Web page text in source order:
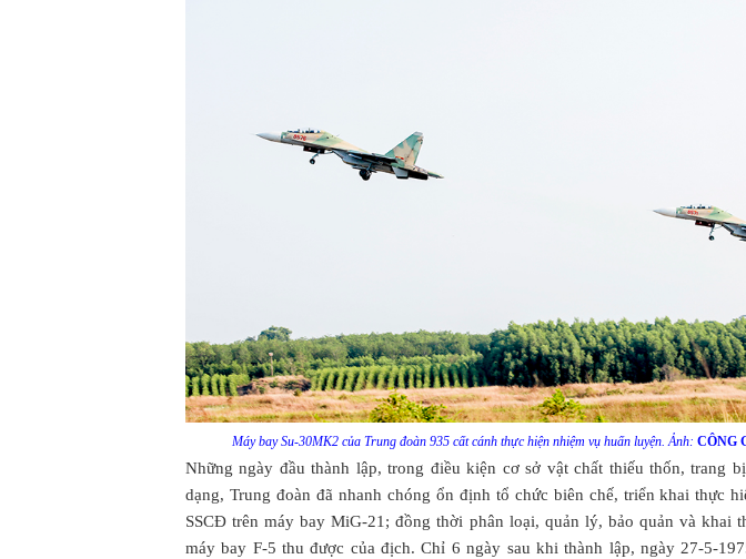
Máy bay Su-30MK2 của Trung đoàn 935 cất cánh thực hiện nhiệm vụ huấn luyện. Ảnh:CÔNG
Những ngày đầu thành lập, trong điều kiện cơ sở vật chất thiếu thốn, trang
dạng, Trung đoàn đã nhanh chóng ổn định tổ chức biên chế, triển khai thực
SSCĐ trên máy bay MiG-21; đồng thời phân loại, quản lý, bảo quản và khai
máy bay F-5 thu được của địch. Chỉ 6 ngày sau khi thành lập, ngày 27-5-